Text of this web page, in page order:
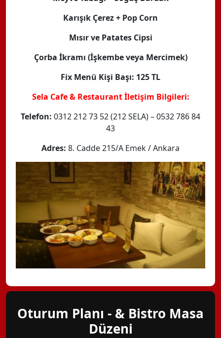
Karışık Çerez + Pop Corn
Mısır ve Patates Cipsi
Çorba İkramı (İşkembe veya Mercimek)
Fix Menü Kişi Başı: 125 TL
Sela Cafe & Restaurant İletişim Bilgileri:
Telefon: 0312 212 73 52 (212 SELA) – 0532 786 84
43
Adres: 8. Cadde 215/A Emek / Ankara
Oturum Planı - & Bistro Masa
Düzeni